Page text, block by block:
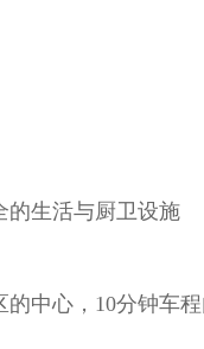
的生活与厨卫设施
中心，10分钟车